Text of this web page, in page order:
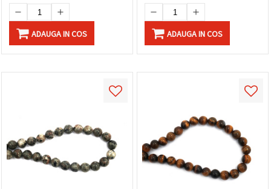
ADAUGA IN COS ADAUGA IN COS